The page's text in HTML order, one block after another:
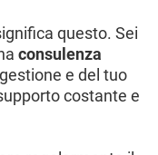
questo. Sei
consulenza
e del tuo
costante e